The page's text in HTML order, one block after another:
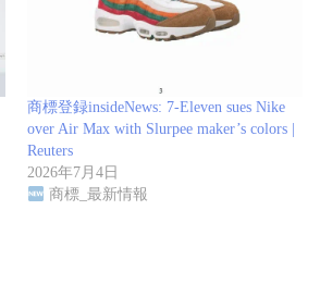
商標登録insideNews: 7-Eleven sues Nike
over Air Max with Slurpee maker’s colors |
Reuters
2026年7月4日
商標_最新情報